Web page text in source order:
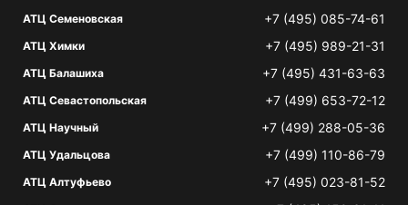
АТЦ Семеновская +7 (495) 085-74-61
АТЦ Химки +7 (495) 989-21-31
АТЦ Балашиха +7 (495) 431-63-63
АТЦ Севастопольская +7 (499) 653-72-12
АТЦ Научный +7 (499) 288-05-36
АТЦ Удальцова +7 (499) 110-86-79
АТЦ Алтуфьево +7 (495) 023-81-52